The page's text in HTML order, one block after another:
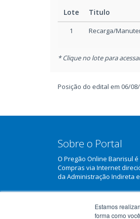
Lote Titulo
1 Recarga/
* Clique no lote para
Posição do edital em 06/
Sobre o Portal
O Pregão Online Banrisul
Compras via Internet
da Administração Indireta
Saiba mais sobre o Portal
Estamos
forma como